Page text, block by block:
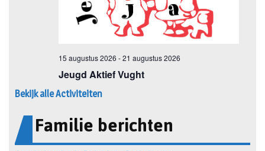
Bekijk alle Activiteiten
Familie berichten